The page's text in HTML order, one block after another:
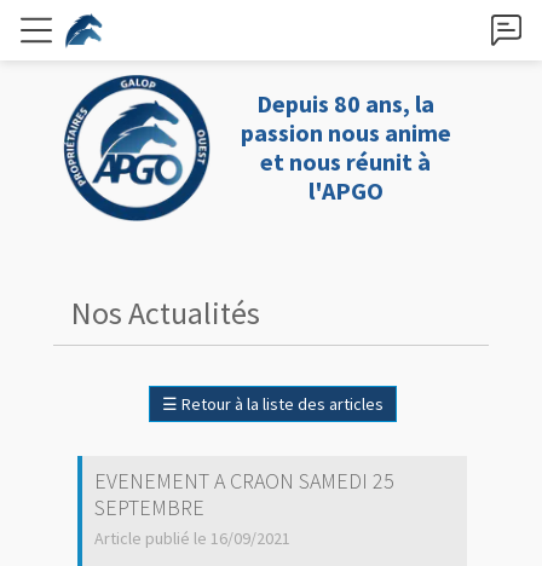
Depuis 80 ans, la
passion nous anime
et nous réunit à
l'APGO
Nos Actualités
☰ Retour à la liste des articles
EVENEMENT A CRAON SAMEDI 25
SEPTEMBRE
Article publié le 16/09/2021